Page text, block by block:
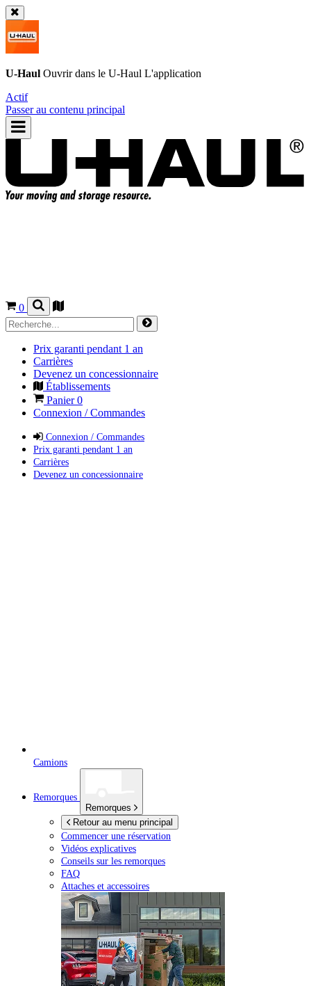
U-Haul Ouvrir dans le U-Haul L'application
Actif
Passer au contenu principal
0
Prix garanti pendant 1 an
Carrières
Devenez un concessionnaire
Établissements
Panier0
Connexion / Commandes
Connexion / Commandes
Prix garanti pendant 1 an
Carrières
Devenez un concessionnaire
Camions
Remorques
Remorques
Retour au menu principal
Commencer une réservation
Vidéos explicatives
Conseils sur les remorques
FAQ
Attaches et accessoires